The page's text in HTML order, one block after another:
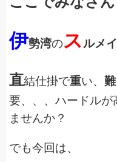
伊勢湾のスルメ
直結仕掛で重い、 難
要、、、ハードルが
ませんか？
でも今回は、